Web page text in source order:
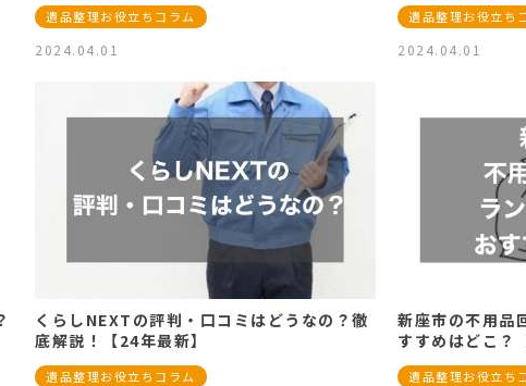
遺品整理お役立ちコラム
2024.04.01
遺品整理お役立ち
2024.04.01
くらしNEXTの評判・口コミはどうなの？徹
底解説！【24年最新】
遺品整理お役立ちコラム
新座市の不用品
すすめはどこ？
遺品整理お役立ち